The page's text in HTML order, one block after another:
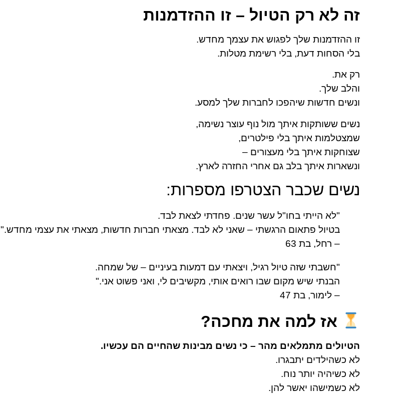
זה לא רק הטיול – זו ההזדמנות
זו ההזדמנות שלך לפגוש את עצמך מחדש.
בלי הסחות דעת, בלי רשימת מטלות.
רק את.
והלב שלך.
ונשים חדשות שיהפכו לחברות שלך למסע.
נשים ששותקות איתך מול נוף עוצר נשימה,
שמצטלמות איתך בלי פילטרים,
שצוחקות איתך בלי מעצורים –
ונשארות איתך בלב גם אחרי החזרה לארץ.
נשים שכבר הצטרפו מספרות:
"לא הייתי בחו"ל עשר שנים. פחדתי לצאת לבד.
בטיול פתאום הרגשתי – שאני לא לבד. מצאתי חברות חדשות, מצאתי את עצמי מחדש."
– רחל, בת 63
"חשבתי שזה טיול רגיל, ויצאתי עם דמעות בעיניים – של שמחה.
הבנתי שיש מקום שבו רואים אותי, מקשיבים לי, ואני פשוט אני."
– לימור, בת 47
אז למה את מחכה?
הטיולים מתמלאים מהר – כי נשים מבינות שהחיים הם עכשיו.
לא כשהילדים יתבגרו.
לא כשיהיה יותר נוח.
לא כשמישהו יאשר להן.